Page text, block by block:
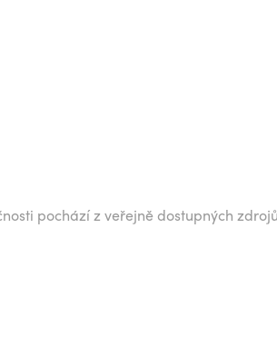
pochází z veřejně dostupných